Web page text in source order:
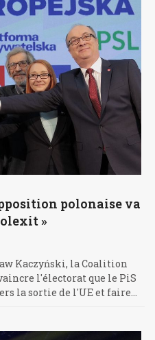
polonaise va
»
Kaczyński, la Coalition
l'électorat que le PiS
la sortie de l'UE et faire…